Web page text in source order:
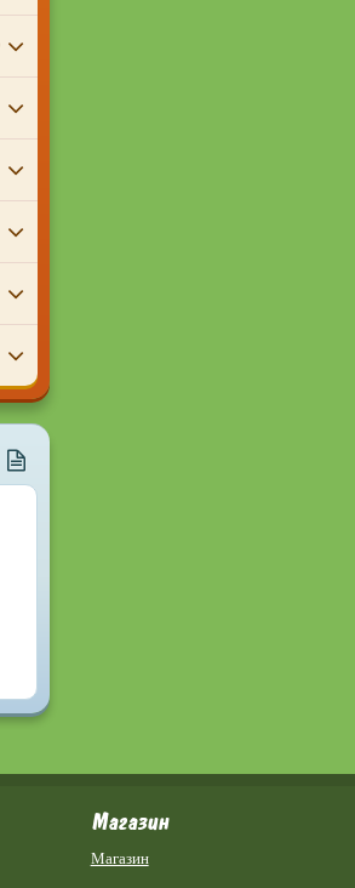
Магазин
Магазин